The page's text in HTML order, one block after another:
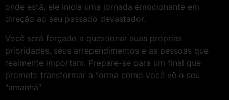
onde está, ele inicia uma jornada emocionante em
direção ao seu passado devastador.
Você será forçado a questionar suas próprias
prioridades, seus arrependimentos e as pessoas que
realmente importam. Prepare-se para um final que
promete transformar a forma como você vê o seu
"amanhã".